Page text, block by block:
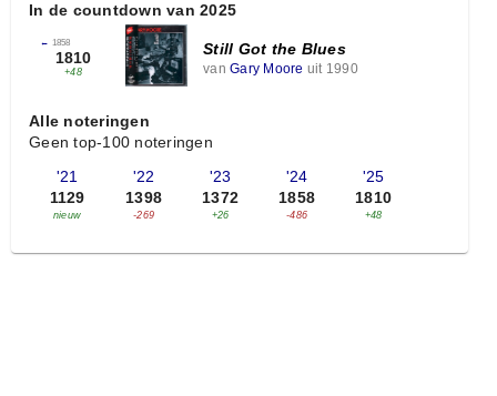
In de countdown van 2025
← 1858
1810
+48
Still Got the Blues
van Gary Moore uit 1990
Alle noteringen
Geen top-100 noteringen
'21
1129
nieuw
'22
1398
-269
'23
1372
+26
'24
1858
-486
'25
1810
+48